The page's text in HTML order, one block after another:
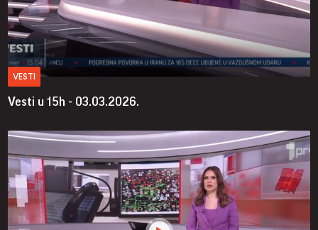
VESTI
Vesti u 15h - 03.03.2026.